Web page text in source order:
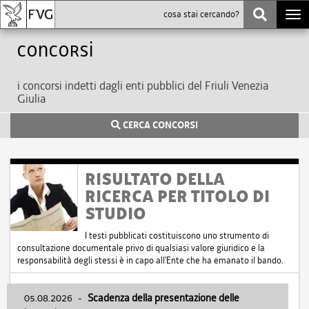
Concorsi
i concorsi indetti dagli enti pubblici del Friuli Venezia
Giulia
CERCA CONCORSI
RISULTATO DELLA
RICERCA PER TITOLO DI
STUDIO
I testi pubblicati costituiscono uno strumento di
consultazione documentale privo di qualsiasi valore giuridico e la
responsabilità degli stessi è in capo all'Ente che ha emanato il bando.
05.08.2026 - Scadenza della presentazione delle